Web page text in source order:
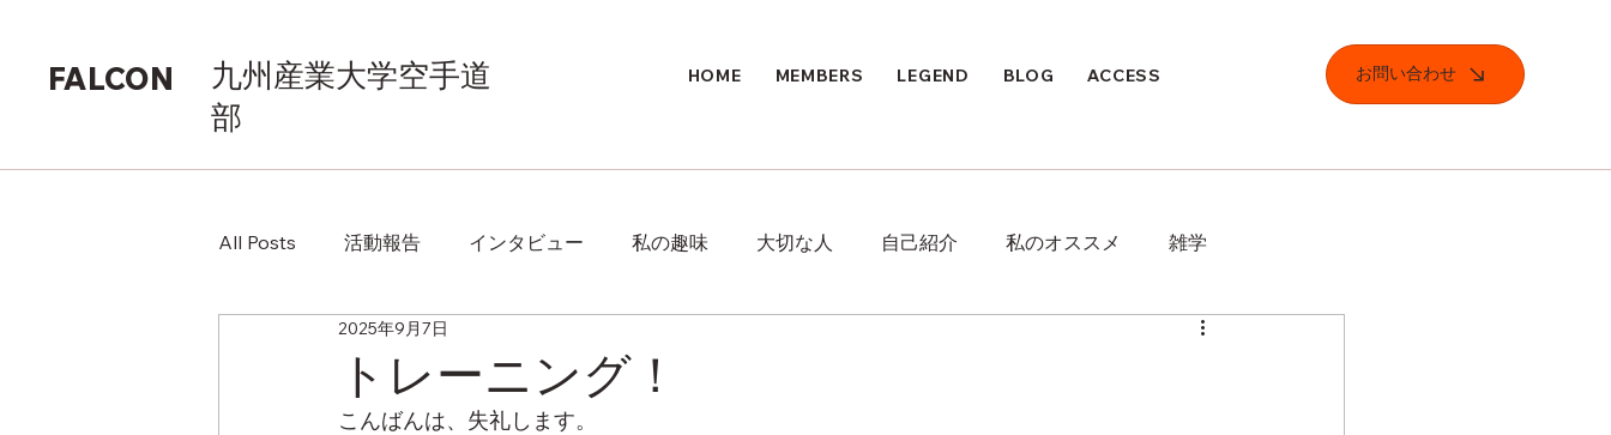
HOME MEMBERS LEGEND BLOG ACCESS お問い合わせ
FALCON
九州産業大学空手道
部
All Posts 活動報告 インタビュー 私の趣味 大切な人 自己紹介 私のオススメ 雑学
トレーニング！
2025年9月7日
こんばんは、失礼します。